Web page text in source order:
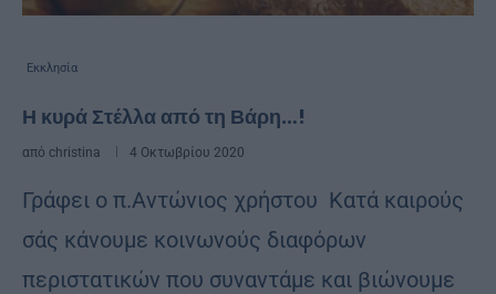
Εκκλησία
Η κυρά Στέλλα από τη Βάρη…!
από christina 4 Οκτωβρίου 2020
Γράφει ο π.Αντώνιος χρήστου Κατά καιρούς
σάς κάνουμε κοινωνούς διαφόρων
περιστατικών που συναντάμε και βιώνουμε